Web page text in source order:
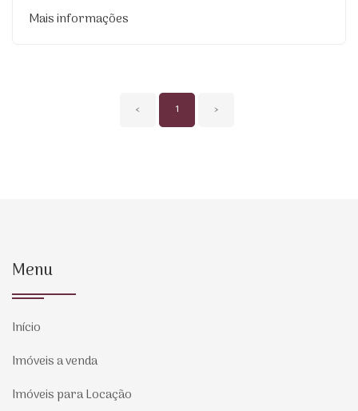
Mais informações
‹ 1 ›
Menu
Início
Imóveis a venda
Imóveis para Locação